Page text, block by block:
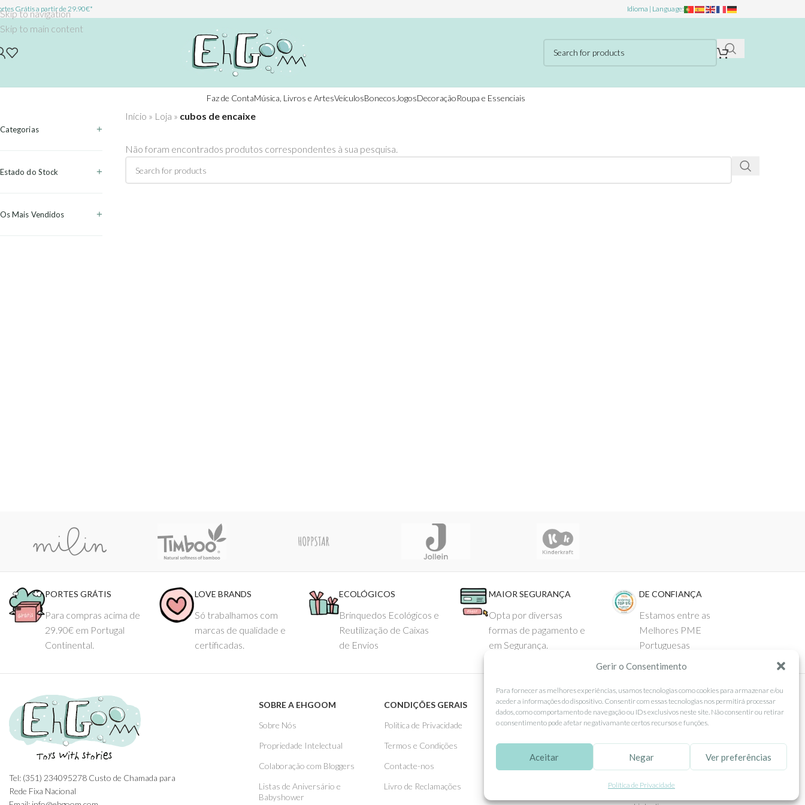
Gerir o Consentimento
Para fornecer as melhores experiências, usamos tecnologias como cookies para armazenar e/ou
aceder a informações do dispositivo. Consentir com essas tecnologias nos permitirá processar
dados, como comportamento de navegação ou IDs exclusivos neste site. Não consentir ou retirar
o consentimento pode afetar negativamante certos recursos e funções.
Aceitar Negar Ver preferências
Política de Privacidade
Skip to navigation
Skip to main content
Grátis a partir de 29.90€* Idioma | Language:
Faz de ContaMúsica, Livros e ArtesVeículosBonecos JogosDecoraçãoRoupa e Essenciais
Categorias
Estado do Stock
Os Mais Vendidos
Início » Loja » cubos de encaixe
Não foram encontrados produtos correspondentes à sua pesquisa.
PORTES GRÁTIS
Para compras acima de
29.90€ em Portugal
Continental.
LOVE BRANDS
Só trabalhamos com
marcas de qualidade e
certificadas.
ECOLÓGICOS
Brinquedos Ecológicos e
Reutilização de Caixas
de Envios
MAIOR SEGURANÇA
Opta por diversas
formas de pagamento e
em Segurança.
DE CONFIANÇA
Estamos entre as
Melhores PME
Portuguesas
Tel: (351) 234095278 Custo de Chamada para
Rede Fixa Nacional
SOBRE A EHGOOM
Sobre Nós
Propriedade Intelectual
Colaboração com Bloggers
Listas de Aniversário e
Babyshower
CONDIÇÕES GERAIS
Politica de Privacidade
Termos e Condições
Contacte-nos
Livro de Reclamações
APOIO AO CLIENTE
Como Comprar
Pagamentos
SEGUE-NOS
Facebook
Instagram
Pinterest
X